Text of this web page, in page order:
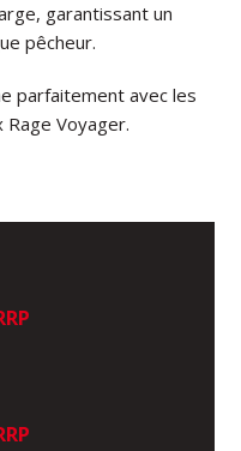
garantissant un
pêcheur.
parfaitement avec les
Voyager.